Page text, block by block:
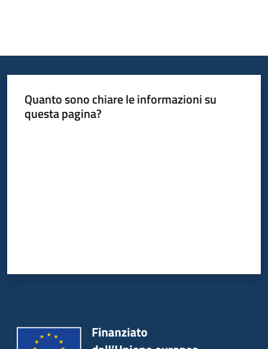
Quanto sono chiare le informazioni su
questa pagina?